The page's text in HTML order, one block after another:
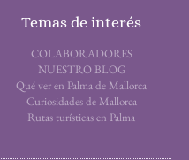
Temas de interés
COLABORADORES
NUESTRO BLOG
Qué ver en Palma de Mallorca
Curiosidades de Mallorca
Rutas turísticas en Palma